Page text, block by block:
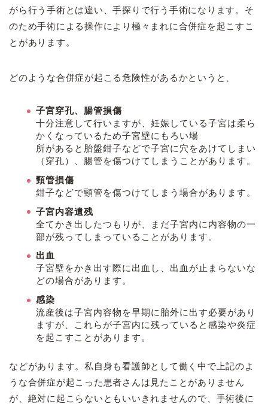
がら行う手術とは違い、手探りで行う手術になります。そ
のため手術による操作により極々まれに合併症を起こすこ
とがあります。
どのような合併症が起こる危険性があるかというと、
子宮穿孔、腸管損傷
十分注意して行いますが、妊娠している子宮は柔ら
かくなっているため子宮壁にもろい場
所があると胎盤鉗子などで子宮に穴をあけてしまい
（穿孔）、腸管を傷つけてしまうことがあります。
頸管損傷
鉗子などで頸管を傷つけてしまう場合があります。
子宮内容遺残
全てかき出したつもりが、まだ子宮内に内容物の一
部が残ってしまっていることがあります。
出血
子宮壁をかき出す際に出血し、出血が止まらないな
どの場合があります。
感染
流産後は子宮内容物を早期に胎外に出す必要があり
ますが、これらが子宮内に残っていると感染や炎症
を起こすことがあります。
などがあります。私自身も看護師として働く中で上記のよ
うな合併症が起こった患者さんは見たことがありません
が、絶対に起こらないともいいきれませんので、手術後に